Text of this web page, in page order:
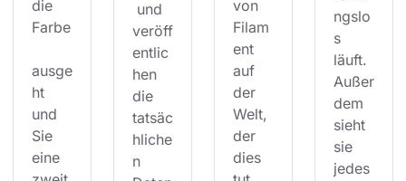
die
Farbe
ausge
ht
und
Sie
eine
und
veröff
entlic
hen
die
tatsäc
hliche
n
von
Filam
ent
auf
der
Welt,
der
dies
ngslo
s
läuft.
Außer
dem
sieht
sie
jedes